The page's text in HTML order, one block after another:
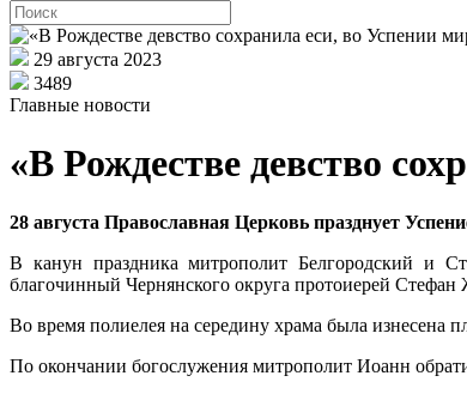
29 августа 2023
3489
Главные новости
«В Рождестве девство
28 августа Православная Церковь празднует
В канун праздника митрополит Белгородский и
благочинный Чернянского округа протоиерей Стефан
Во время полиелея на середину храма была изнесена
По окончании богослужения митрополит Иоанн